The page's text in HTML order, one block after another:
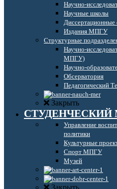
Научно-
Научные школы
Диссертационные
Издания МПГУ
Структурные
Научно-
МПГУ)
Научно-
Обсерватория
Педагогический
Закрыть
СТУДЕНЧЕСКИЙ
Управление
политики
Культурные
Спорт МПГУ
Музей
Закрыть